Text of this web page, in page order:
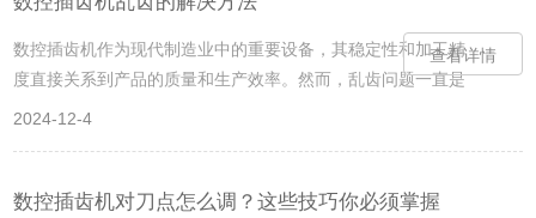
动设备：确保插齿机通电正常，工作环境良好，无杂物干扰。
清洁工作区域，确保插齿机周围无杂物。检查齿轮、刀具等配
件是否完好，如有损坏应及时更换。穿戴个人防护装备，...
数控插齿机作为现代制造业中的重要设备，其稳定性和加工精
度直接关系到产品的质量和生产效率。然而，乱齿问题一直是
数控插齿机使用中常见的故障之一。本文将探讨数控插齿机乱
损、工作台损坏、刀具松动等。切削刀具在使用过程中，由于
2024-12-4
查看详情
数控插齿机对刀点怎么调？这些技巧你必须掌握